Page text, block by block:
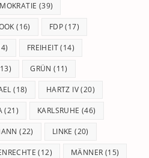
(39)
(16) FDP(17)
FREIHEIT(14)
GRÜN (11)
(18) HARTZ IV(20)
(21) KARLSRUHE (46)
(22) LINKE (20)
(12) MÄNNER (15)